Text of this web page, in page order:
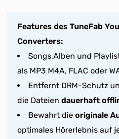
Features des TuneFab
Converters:
Songs,Alben und
als MP3 M4A, FLAC oder
Entfernt DRM-Schutz
die Dateien dauerhaft
Bewahrt die originale
optimales Hörerlebnis auf